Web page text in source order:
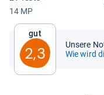
14 MP
Gut
2,3
Unsere
Wie wird